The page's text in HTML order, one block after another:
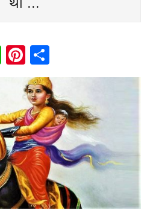
WhatsApp
Pinterest